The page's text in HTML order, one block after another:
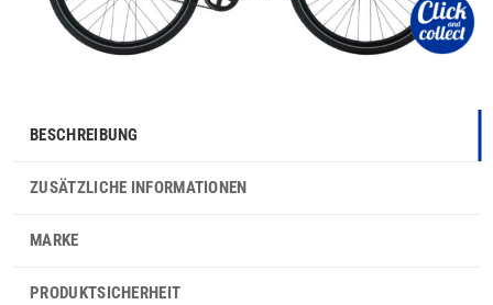
BESCHREIBUNG
ZUSÄTZLICHE INFORMATIONEN
MARKE
PRODUKTSICHERHEIT